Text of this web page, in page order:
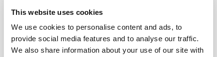
This website uses cookies
We use cookies to personalise content and ads, to
provide social media features and to analyse our traffic.
We also share information about your use of our site with